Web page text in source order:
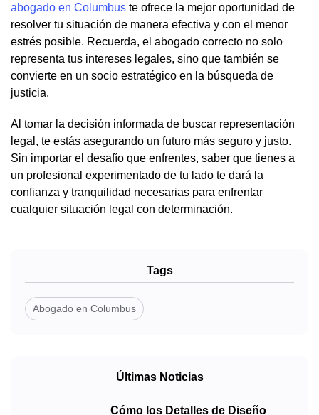
abogado en Columbus te ofrece la mejor oportunidad de
resolver tu situación de manera efectiva y con el menor
estrés posible. Recuerda, el abogado correcto no solo
representa tus intereses legales, sino que también se
convierte en un socio estratégico en la búsqueda de
justicia.
Al tomar la decisión informada de buscar representación
legal, te estás asegurando un futuro más seguro y justo.
Sin importar el desafío que enfrentes, saber que tienes a
un profesional experimentado de tu lado te dará la
confianza y tranquilidad necesarias para enfrentar
cualquier situación legal con determinación.
Tags
Abogado en Columbus
Últimas Noticias
Cómo los Detalles de Diseño